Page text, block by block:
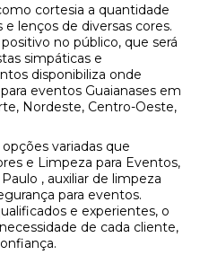
cortesia a quantidade
lenços de diversas cores.
no público, que será
simpáticas e
disponibiliza onde
eventos Guaianases em
Nordeste, Centro-Oeste,
variadas que
e Limpeza para Eventos,
, auxiliar de limpeza
para eventos.
e experientes, o
de cada cliente,